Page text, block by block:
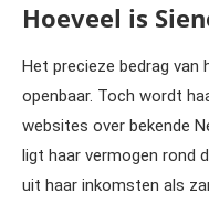
Hoeveel is
Het precieze bedrag van
openbaar. Toch wordt
websites over bekende
ligt haar vermogen rond
uit haar inkomsten als